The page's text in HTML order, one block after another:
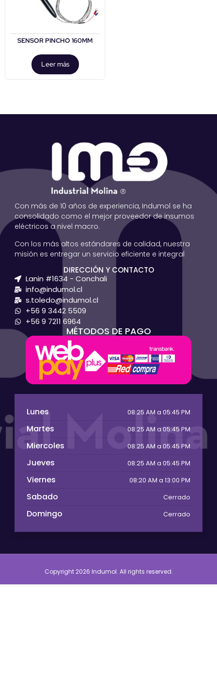
SENSOR PINCHO 160MM
Leer más
Con más de 10 años de experiencia, Indumol se ha
consolidado como el mejor proveedor de insumos
eléctricos a nivel macro.
Con los más altos estándares de calidad, nuestra
misión es entregar un servicio eficiente e integral
DIRECCIÓN Y CONTACTO
Lanin #1634 - Conchali
info@indumol.cl
s.toledo@indumol.cl
+56 9 3442 5509
+56 9 7211 6964
MÉTODOS DE PAGO
Lunes 08:25 AM a 05:45 PM
Martes 08:25 AM a 05:45 PM
Miercoles 08:25 AM a 05:45 PM
Jueves 08:25 AM a 05:45 PM
Viernes 08:20 AM a 13:00 PM
Sabado Cerrado
Domingo Cerrado
Copyright 2026 Indumol. All rights reserved.